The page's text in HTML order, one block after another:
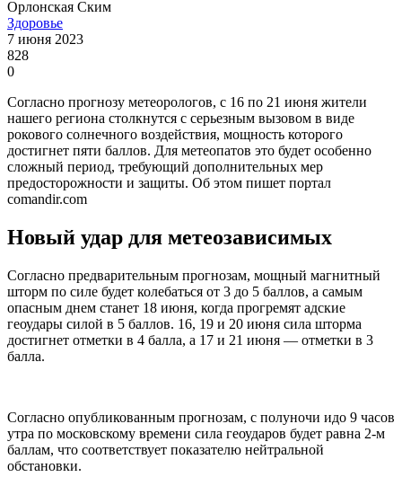
Орлонская Ским
Здоровье
7 июня 2023
828
0
Согласно прогнозу метеорологов, с 16 по 21 июня жители
нашего региона столкнутся с серьезным вызовом в виде
рокового солнечного воздействия, мощность которого
достигнет пяти баллов. Для метеопатов это будет особенно
сложный период, требующий дополнительных мер
предосторожности и защиты. Об этом пишет портал
comandir.com
Новый удар для метеозависимых
Согласно предварительным прогнозам, мощный магнитный
шторм по силе будет колебаться от 3 до 5 баллов, а самым
опасным днем станет 18 июня, когда прогремят адские
геоудары силой в 5 баллов. 16, 19 и 20 июня сила шторма
достигнет отметки в 4 балла, а 17 и 21 июня — отметки в 3
балла.
Согласно опубликованным прогнозам, с полуночи идо 9 часов
утра по московскому времени сила геоударов будет равна 2-м
баллам, что соответствует показателю нейтральной
обстановки.